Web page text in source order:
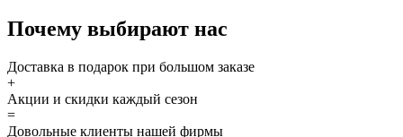
Почему выбирают нас
Доставка в подарок при большом заказе
+
Акции и скидки каждый сезон
=
Довольные клиенты нашей фирмы